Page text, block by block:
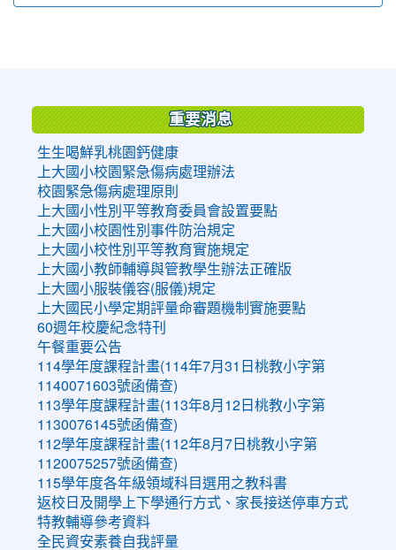
重要消息
生生喝鮮乳桃園鈣健康
上大國小校園緊急傷病處理辦法
校園緊急傷病處理原則
上大國小性別平等教育委員會設置要點
上大國小校園性別事件防治規定
上大國小校性別平等教育實施規定
上大國小教師輔導與管教學生辦法正確版
上大國小服裝儀容(服儀)規定
上大國民小學定期評量命審題機制實施要點
60週年校慶紀念特刊
午餐重要公告
114學年度課程計畫(114年7月31日桃教小字第
1140071603號函備查)
113學年度課程計畫(113年8月12日桃教小字第
1130076145號函備查)
112學年度課程計畫(112年8月7日桃教小字第
1120075257號函備查)
115學年度各年級領域科目選用之教科書
返校日及開學上下學通行方式、家長接送停車方式
特教輔導參考資料
全民資安素養自我評量